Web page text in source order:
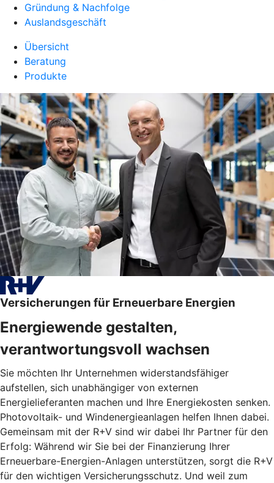
Gründung & Nachfolge
Auslandsgeschäft
Übersicht
Beratung
Produkte
Versicherungen für Erneuerbare Energien
Energiewende gestalten,
verantwortungsvoll wachsen
Sie möchten Ihr Unternehmen widerstandsfähiger
aufstellen, sich unabhängiger von externen
Energielieferanten machen und Ihre Energiekosten senken.
Photovoltaik- und Windenergieanlagen helfen Ihnen dabei.
Gemeinsam mit der R+V sind wir dabei Ihr Partner für den
Erfolg: Während wir Sie bei der Finanzierung Ihrer
Erneuerbare-Energien-Anlagen unterstützen, sorgt die R+V
für den wichtigen Versicherungsschutz. Und weil zum